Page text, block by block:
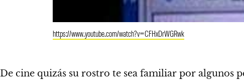
https://www.youtube.com/watch?v=CFHxDrWGRwk
De cine quizás su rostro te sea familiar por algunos